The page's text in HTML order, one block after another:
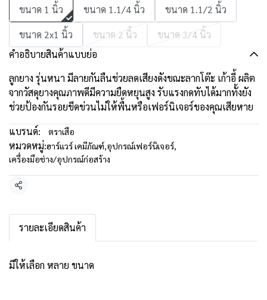
ขนาด 1 นิ้ว
ขนาด 1.1/4 นิ้ว
ขนาด 1.1/2 นิ้ว
ขนาด 2x1 นิ้ว
ขนาด 2 นิ้ว
ขนาด 3/4 นิ้ว
คำอธิบายสินค้าแบบย่อ
ลูกยาง รุ่นหนา มีลายกันลืนช่วยลดเสียงดังขณะลากโต๊ะ เก้าอี้ ผลิต
จากวัสดุยางคุณภาพดีมีความยืดหยุนสูง รับแรงกดทับได้มากทั้งยัง
ช่วยป้องกันรอยขีดข่วนไม่ให้พื้นหรือเฟอร์นิเจอร์ของคุณเสียหาย
แบรนด์:
ตราเสือ
หมวดหมู่:ฮาร์แวร์ เคมีภัณฑ์,อุปกรณ์เฟอร์นิเจอร์,
เครื่องมือช่าง/อุปกรณ์ก่อสร้าง
แชร์
รายละเอียดสินค้า
มีให้เลือก หลาย ขนาด